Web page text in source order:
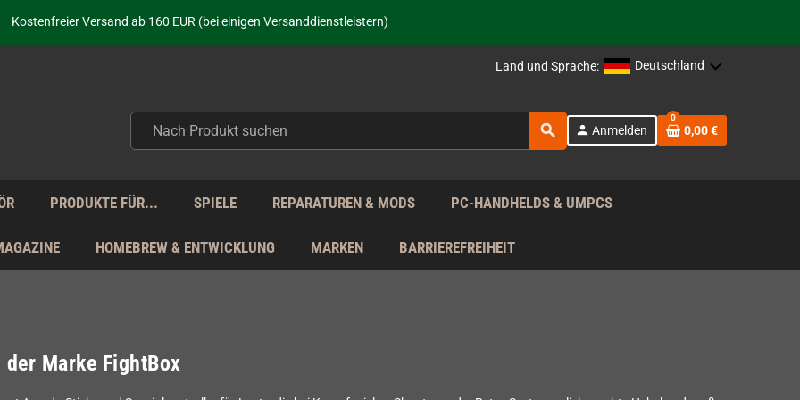
Kostenfreier Versand ab 160 EUR (bei einigen Versanddienstleistern)
Seit über 20 Jahren Deine Anlaufstelle für neue Retro-Hardware!
Täglicher Versand Mo - Fr aus Deutschland - zollfrei innerhalb der EU!
Land und Sprache: Deutschland
search person Anmelden
0
0,00 €
PRODUKTE FÜR... SPIELE REPARATUREN & MODS PC-HANDHELDS & UMPCS
HOMEBREW & ENTWICKLUNG MARKEN BARRIEREFREIHEIT
Marke FightBox